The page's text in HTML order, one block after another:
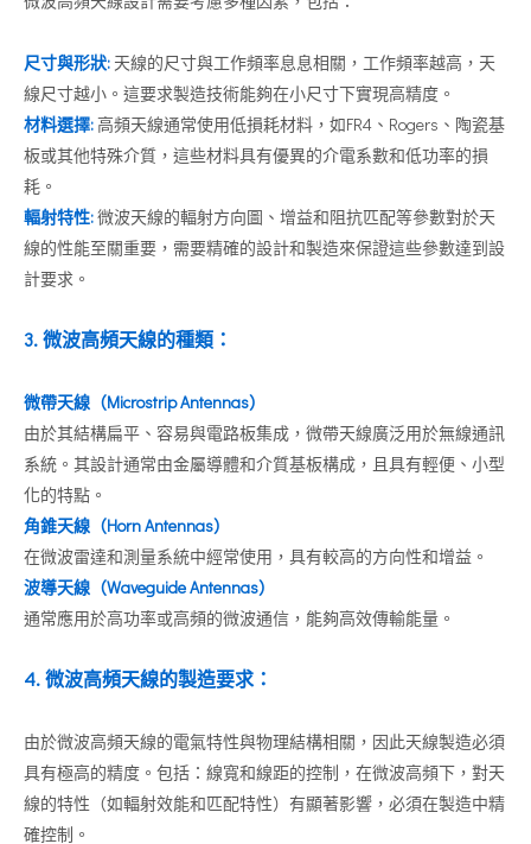
尺寸與形狀: 天線的尺寸與工作頻率息息相關，工作頻率越高，天
線尺寸越小。這要求製造技術能夠在小尺寸下實現高精度。
材料選擇:高頻天線通常使用低損耗材料，如FR4、Rogers、陶瓷基
板或其他特殊介質，這些材料具有優異的介電系數和低功率的損
耗。
輻射特性:微波天線的輻射方向圖、增益和阻抗匹配等參數對於天
線的性能至關重要，需要精確的設計和製造來保證這些參數達到設
計要求。
3. 微波高頻天線的種類：
微帶天線（Microstrip Antennas）
由於其結構扁平、容易與電路板集成，微帶天線廣泛用於無線通訊
系統。其設計通常由金屬導體和介質基板構成，且具有輕便、小型
化的特點。
角錐天線（Horn Antennas）
在微波雷達和測量系統中經常使用，具有較高的方向性和增益。
波導天線（Waveguide Antennas）
通常應用於高功率或高頻的微波通信，能夠高效傳輸能量。
4. 微波高頻天線的製造要求：
由於微波高頻天線的電氣特性與物理結構相關，因此天線製造必須
具有極高的精度。包括：線寬和線距的控制，在微波高頻下，對天
線的特性（如輻射效能和匹配特性）有顯著影響，必須在製造中精
確控制。